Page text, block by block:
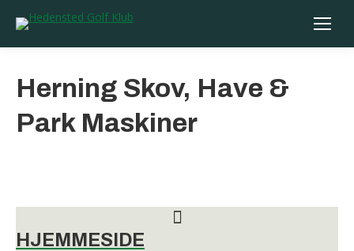
Herning Skov, Have &
Park Maskiner
HJEMMESIDE